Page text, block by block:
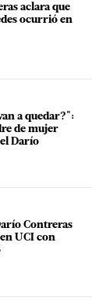
aclara que
ocurrió en
a quedar?":
de mujer
Darío
Contreras
UCI con